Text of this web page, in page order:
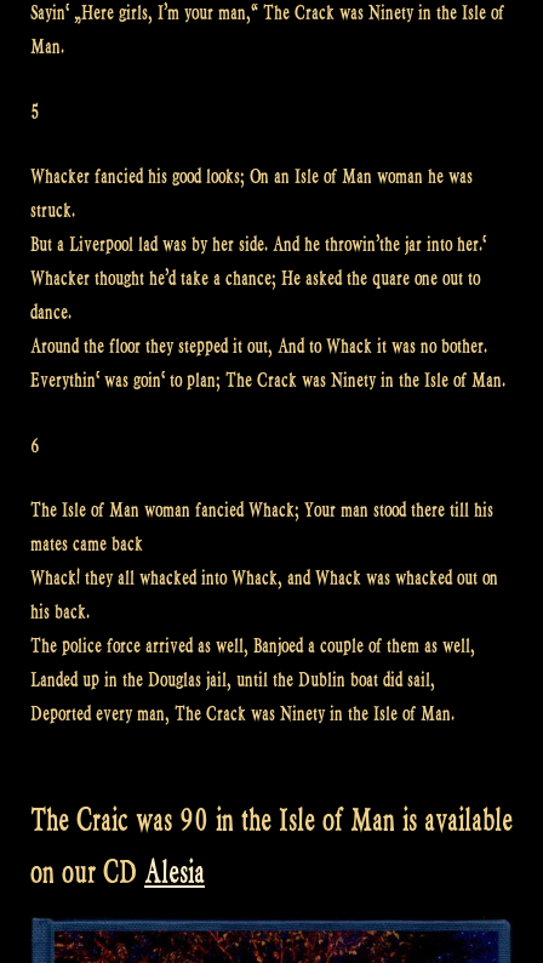
Sayin‘ „Here girls, I’m your man,“ The Crack was Ninety in the Isle of
Man.
5
Whacker fancied his good looks; On an Isle of Man woman he was
struck.
But a Liverpool lad was by her side. And he throwin’the jar into her.‘
Whacker thought he’d take a chance; He asked the quare one out to
dance.
Around the floor they stepped it out, And to Whack it was no bother.
Everythin‘ was goin‘ to plan; The Crack was Ninety in the Isle of Man.
6
The Isle of Man woman fancied Whack; Your man stood there till his
mates came back
Whack! they all whacked into Whack, and Whack was whacked out on
his back.
The police force arrived as well, Banjoed a couple of them as well,
Landed up in the Douglas jail, until the Dublin boat did sail,
Deported every man, The Crack was Ninety in the Isle of Man.
The Craic was 90 in the Isle of Man is available
on our CD Alesia